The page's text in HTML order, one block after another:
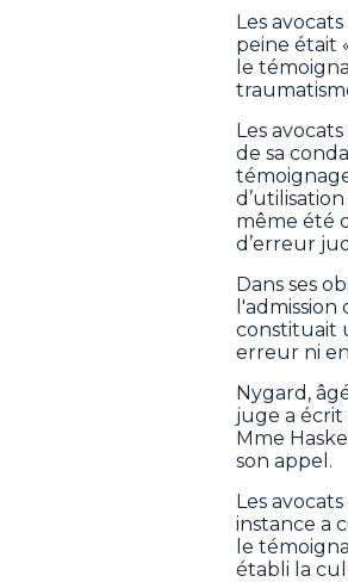
Les
peine était
le
Les
de sa
même été
d’erreur
Dans ses
constituait
erreur ni
Nygard,
juge a écrit
Mme
son appel.
Les
instance a
le
établi la